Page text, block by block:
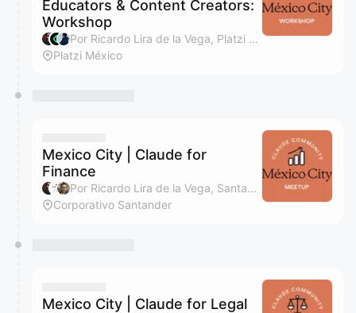
Educators & Content Creators:
Workshop
Por Ricardo Lira de la Vega, Platzi Team y Gabriel Ramirez
Platzi México
Mexico City | Claude for
Finance
Por Ricardo Lira de la Vega, Santander AI MX y Carlos Alberto Haro
Corporativo Santander
Mexico City | Claude for Legal